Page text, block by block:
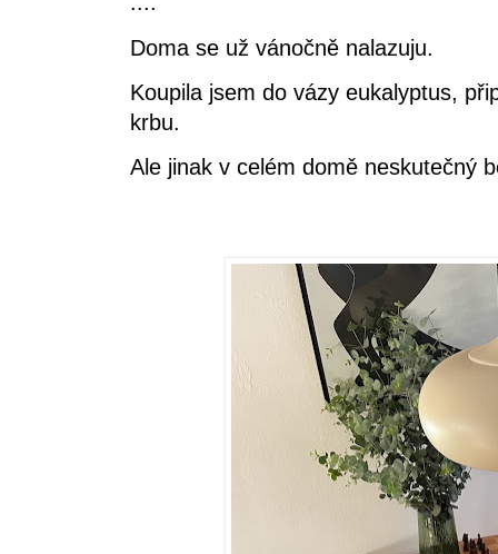
Doma se už vánočně nalazuju.
Koupila jsem do vázy eukalyptus,
krbu.
Ale jinak v celém domě neskutečný